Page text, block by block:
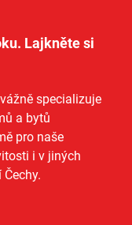
Lajkněte si
specializuje
a bytů
pro naše
i v jiných